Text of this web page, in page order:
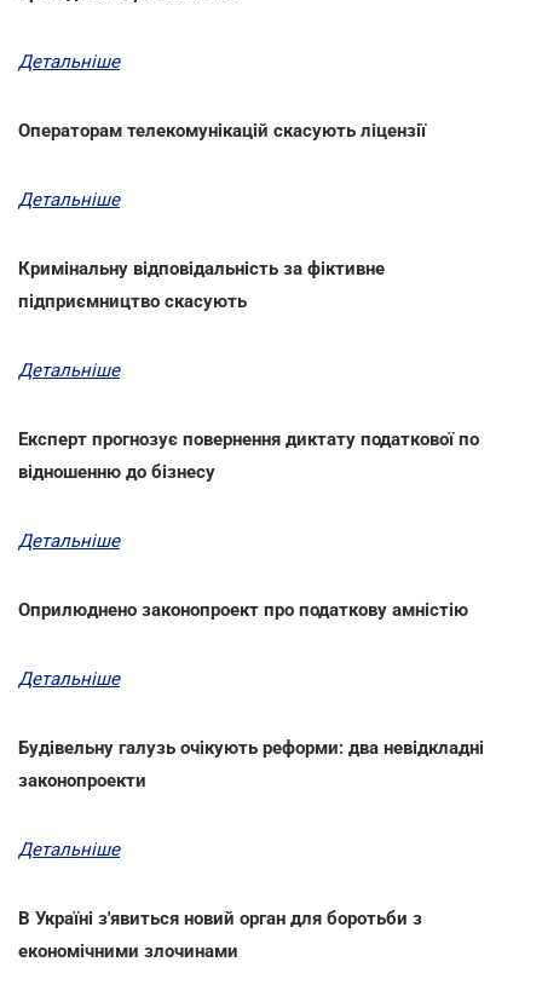
Детальніше
Операторам телекомунікацій скасують ліцензії
Детальніше
Кримінальну відповідальність за фіктивне
підприємництво скасують
Детальніше
Експерт прогнозує повернення диктату податкової по
відношенню до бізнесу
Детальніше
Оприлюднено законопроект про податкову амністію
Детальніше
Будівельну галузь очікують реформи: два невідкладні
законопроекти
Детальніше
В Україні з'явиться новий орган для боротьби з
економічними злочинами